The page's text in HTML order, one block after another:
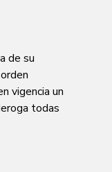
de su
vigencia un
todas